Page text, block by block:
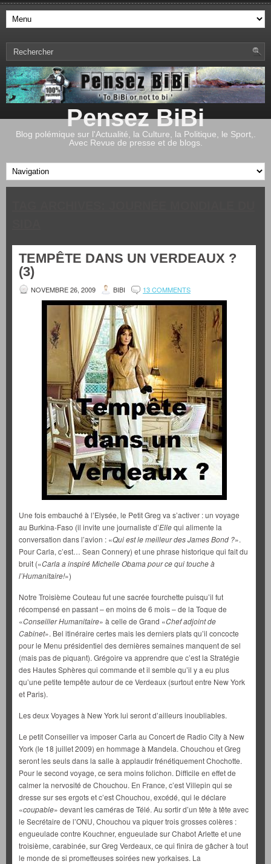
Pensez BiBi
Blog polémique sur l'Actualité, la Culture, la Politique, le Sport,.
Avec Revue de presse et de blogs.
TEMPÊTE DANS UN VERDEAUX ?
(3)
NOVEMBRE 26, 2009 BIBI 13 COMMENTS
Une fois embauché à l’Elysée, le Petit Greg va s’activer : un voyage
au Burkina-Faso (il invite une journaliste d’Ellequi alimente la
conversation dans l’avion : «Qui est le meilleur des James Bond ?».
Pour Carla, c’est… Sean Connery) et une phrase historique qui fait du
bruit («Carla a inspiré Michelle Obama pour ce qui touche à
l’Humanitaire!»)
Notre Troisième Couteau fut une sacrée fourchette puisqu’il fut
récompensé en passant – en moins de 6 mois – de la Toque de
«Conseiller Humanitaire» à celle de Grand «Chef adjoint de
Cabinet». Bel itinéraire certes mais les derniers plats qu’il concocte
pour le Menu présidentiel des dernières semaines manquent de sel
(mais pas de piquant). Grégoire va apprendre que c’est la Stratégie
des Hautes Sphères qui commande et il semble qu’il y a eu plus
qu’une petite tempête autour de ce Verdeaux (surtout entre New York
et Paris).
Les deux Voyages à New York lui seront d’ailleurs inoubliables.
Le petit Conseiller va imposer Carla au Concert de Radio City à New
York (le 18 juillet 2009) en hommage à Mandela. Chouchou et Greg
seront les seuls dans la salle à applaudir frénétiquement Chochotte.
Pour le second voyage, ce sera moins folichon. Difficile en effet de
calmer la nervosité de Chouchou. En France, c’est Villepin qui se
dresse sur ses ergots et c’est Chouchou, excédé, qui le déclare
«coupable» devant les caméras de Télé. Au sortir d’un tête à tête avec
le Secrétaire de l’ONU, Chouchou va piquer trois grosses colères :
engueulade contre Kouchner, engueulade sur Chabot Arlette et une
troisième, carabinée, sur Greg Verdeaux, ce qui finira de gâcher à tout
le monde de si prometteuses soirées new yorkaises. La